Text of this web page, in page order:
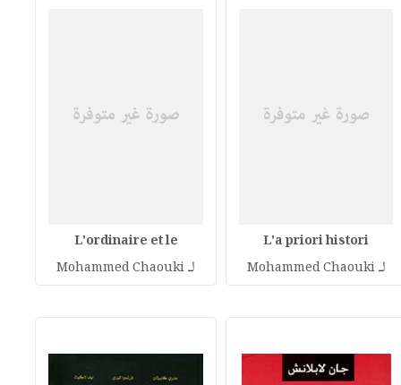
L'a priori histori
لـMohammed Chaouki
L'ordinaire et le
لـMohammed Chaouki